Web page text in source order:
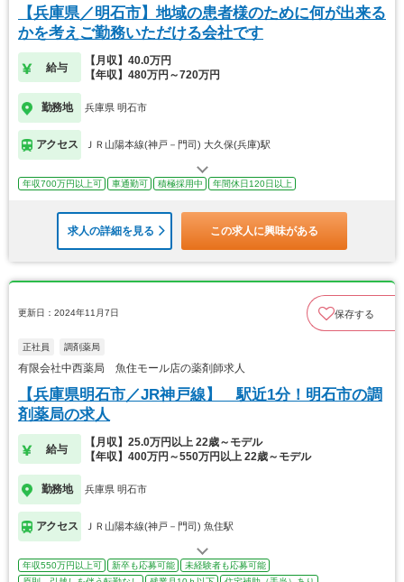
【兵庫県／明石市】地域の患者様のために何が出来る
かを考えご勤務いただける会社です
給与
【月収】40.0万円
【年収】480万円～720万円
勤務地 兵庫県 明石市
アクセス ＪＲ山陽本線(神戸－門司) 大久保(兵庫)駅
年収700万円以上可 車通勤可 積極採用中 年間休日120日以上
求人の詳細を見る この求人に興味がある
更新日：2024年11月7日 保存する
正社員 調剤薬局
有限会社中西薬局 魚住モール店の薬剤師求人
【兵庫県明石市／JR神戸線】 駅近1分！明石市の調
剤薬局の求人
給与
【月収】25.0万円以上 22歳～モデル
【年収】400万円～550万円以上 22歳～モデル
勤務地 兵庫県 明石市
アクセス ＪＲ山陽本線(神戸－門司) 魚住駅
年収550万円以上可 新卒も応募可能
未経験者も応募可能